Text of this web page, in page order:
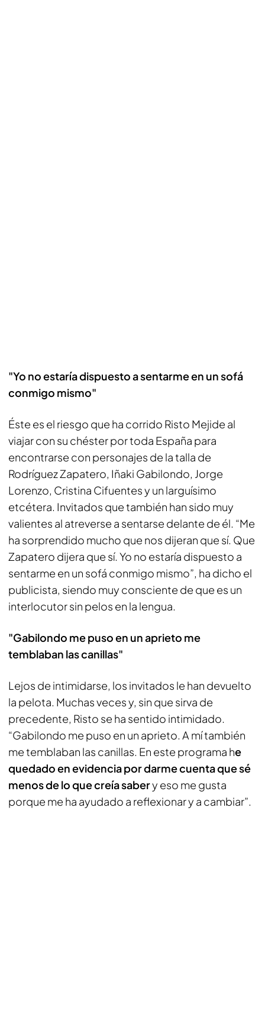
"Yo no estaría dispuesto a sentarme en un sofá
conmigo mismo"
Éste es el riesgo que ha corrido Risto Mejide al
viajar con su chéster por toda España para
encontrarse con personajes de la talla de
Rodríguez Zapatero, Iñaki Gabilondo, Jorge
Lorenzo, Cristina Cifuentes y un larguísimo
etcétera. Invitados que también han sido muy
valientes al atreverse a sentarse delante de él. “Me
ha sorprendido mucho que nos dijeran que sí. Que
Zapatero dijera que sí. Yo no estaría dispuesto a
sentarme en un sofá conmigo mismo”, ha dicho el
publicista, siendo muy consciente de que es un
interlocutor sin pelos en la lengua.
"Gabilondo me puso en un aprieto me
temblaban las canillas"
Lejos de intimidarse, los invitados le han devuelto
la pelota. Muchas veces y, sin que sirva de
precedente, Risto se ha sentido intimidado.
“Gabilondo me puso en un aprieto. A mí también
me temblaban las canillas. En este programa he
quedado en evidencia por darme cuenta que sé
menos de lo que creía sabery eso me gusta
porque me ha ayudado a reflexionar y a cambiar”.